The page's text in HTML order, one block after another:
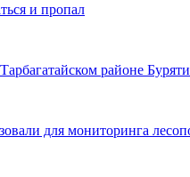
и пропал
районе
для мониторинга